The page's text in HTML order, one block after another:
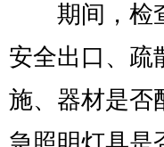
期间，检查
安全出口、疏
施、器材是否